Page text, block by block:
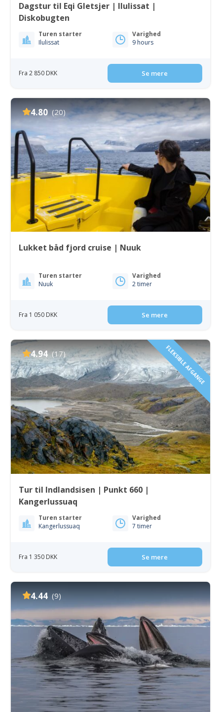
Dagstur til Eqi Gletsjer | Ilulissat |
Diskobugten
Turen starter
Ilulissat
Varighed
9 hours
Fra 2 850 DKK Se mere
4.80 (20)
Lukket båd fjord cruise | Nuuk
Turen starter
Nuuk
Varighed
2 timer
Fra 1 050 DKK Se mere
4.94 (17) FLEKSIBLE AFGANGE
Tur til Indlandsisen | Punkt 660 |
Kangerlussuaq
Turen starter
Kangerlussuaq
Varighed
7 timer
Fra 1 350 DKK Se mere
4.44 (9)